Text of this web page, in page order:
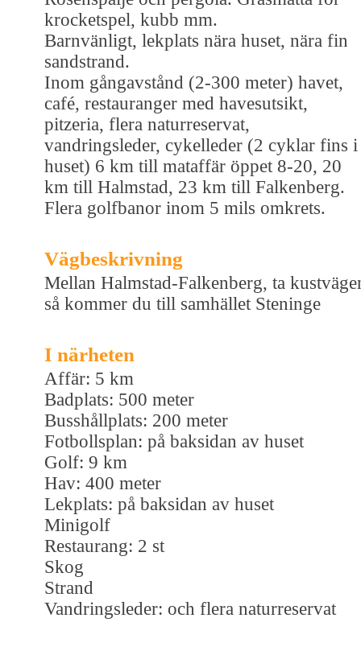
krocketspel, kubb mm.
Barnvänligt, lekplats nära huset, nära fin
sandstrand.
Inom gångavstånd (2-300 meter) havet,
café, restauranger med havesutsikt,
pitzeria, flera naturreservat,
vandringsleder, cykelleder (2 cyklar fins i
huset) 6 km till mataffär öppet 8-20, 20
km till Halmstad, 23 km till Falkenberg.
Flera golfbanor inom 5 mils omkrets.
Vägbeskrivning
Mellan Halmstad-Falkenberg, ta
så kommer du till samhället Steninge
I närheten
Affär: 5 km
Badplats: 500 meter
Busshållplats: 200 meter
Fotbollsplan: på baksidan av huset
Golf: 9 km
Hav: 400 meter
Lekplats: på baksidan av huset
Minigolf
Restaurang: 2 st
Skog
Strand
Vandringsleder: och flera naturreservat